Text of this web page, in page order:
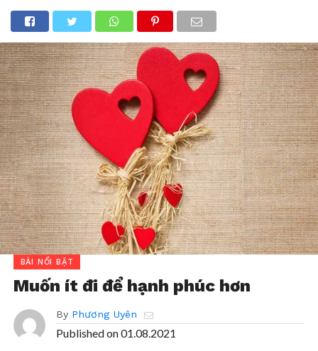
BÀI NỔI BẬT
Muốn ít đi để hạnh phúc hơn
By Phương Uyên
Published on01.08.2021